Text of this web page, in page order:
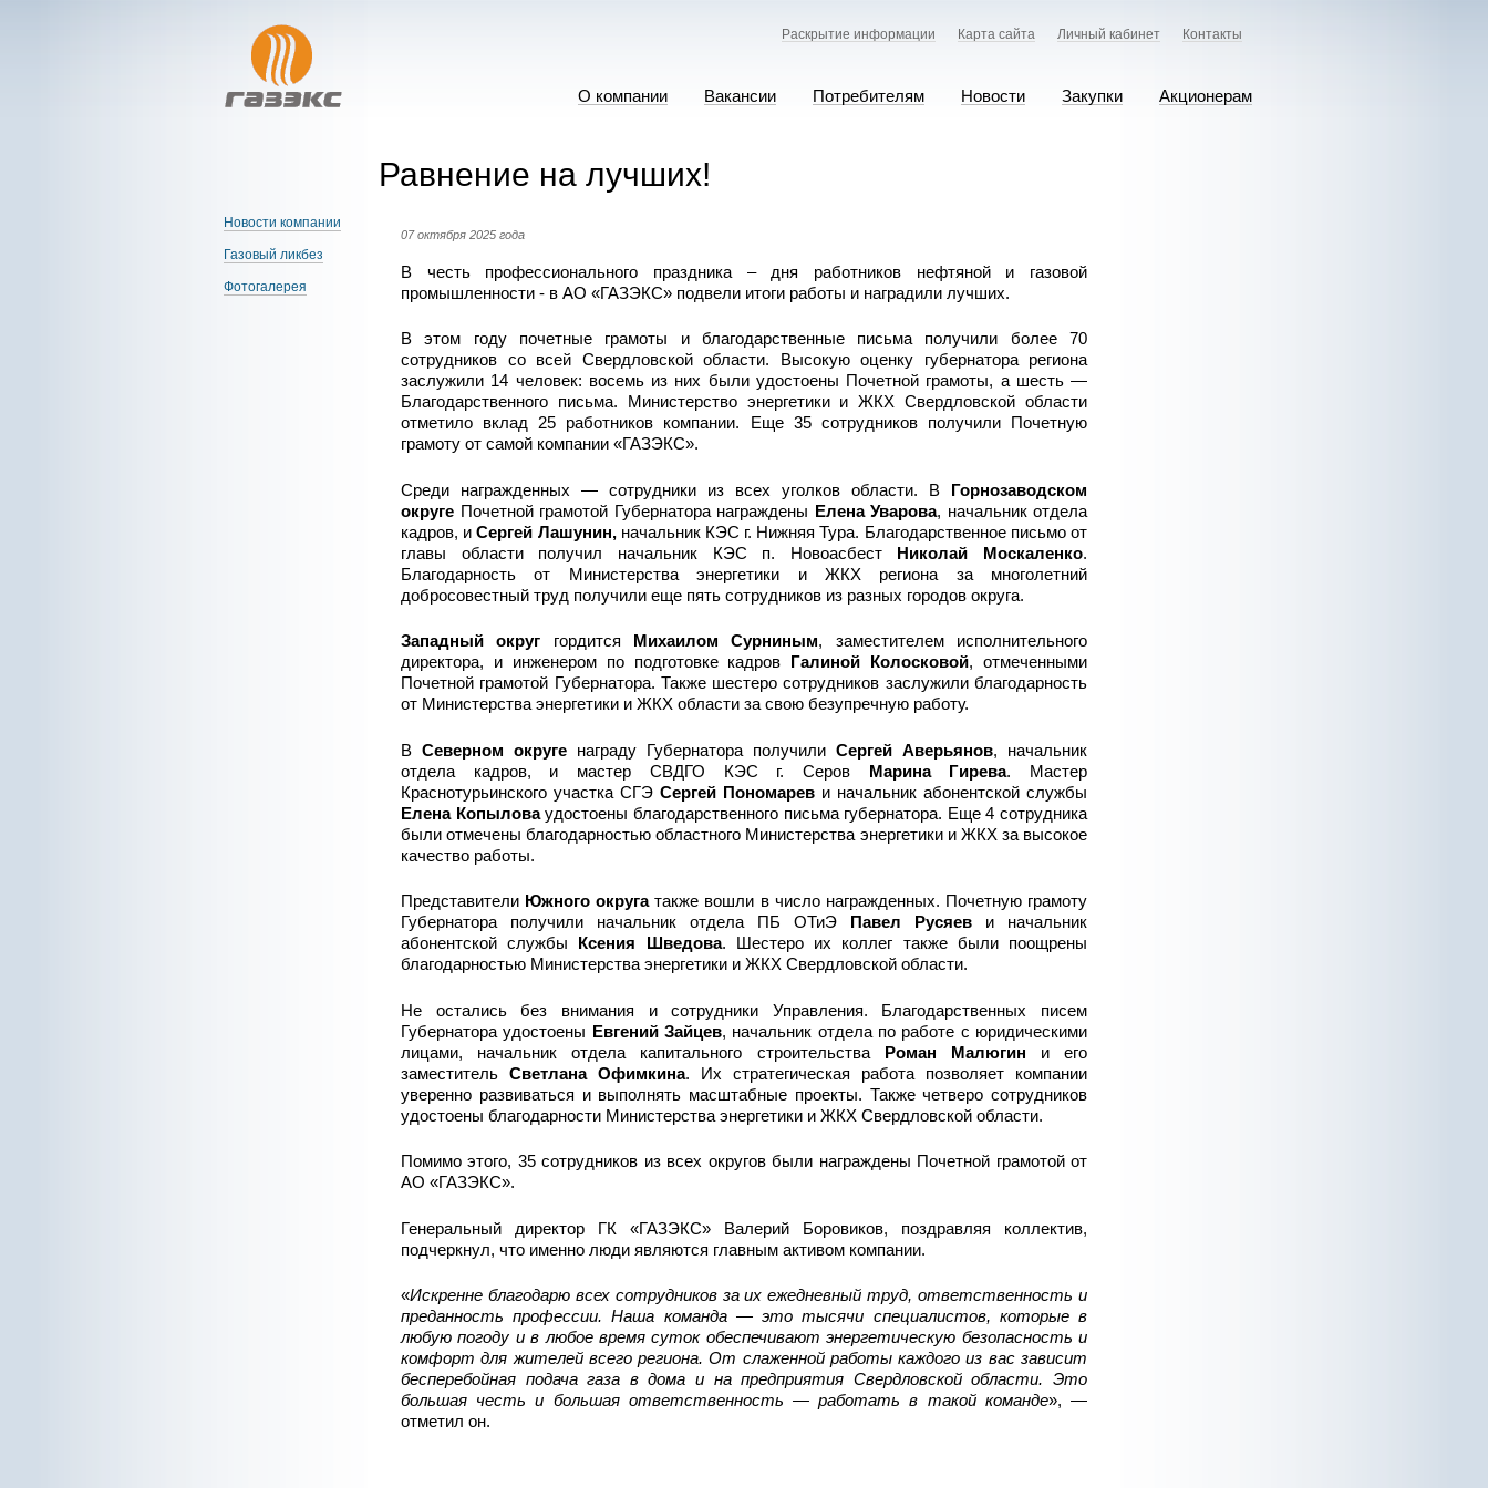
Раскрытие информации Карта сайта Личный кабинет Контакты
О компании Вакансии Потребителям Новости Закупки Акционерам
Равнение на лучших!
07 октября 2025 года
В честь профессионального праздника – дня работников нефтяной и газовой
промышленности - в АО «ГАЗЭКС» подвели итоги работы и наградили лучших.
В этом году почетные грамоты и благодарственные письма получили более 70
сотрудников со всей Свердловской области. Высокую оценку губернатора региона
заслужили 14 человек: восемь из них были удостоены Почетной грамоты, а шесть —
Благодарственного письма. Министерство энергетики и ЖКХ Свердловской области
отметило вклад 25 работников компании. Еще 35 сотрудников получили Почетную
грамоту от самой компании «ГАЗЭКС».
Среди награжденных — сотрудники из всех уголков области. В Горнозаводском
округе Почетной грамотой Губернатора награждены Елена Уварова, начальник отдела
кадров, иСергей Лашунин,начальник КЭС г. Нижняя Тура. Благодарственное письмо от
главы области получил начальник КЭС п. НовоасбестНиколай Москаленко.
Благодарность от Министерства энергетики и ЖКХ региона за многолетний
добросовестный труд получили еще пять сотрудников из разных городов округа.
Западный округ гордится Михаилом Сурниным, заместителем исполнительного
директора, и инженером по подготовке кадров Галиной Колосковой, отмеченными
Почетной грамотой Губернатора. Также шестеро сотрудников заслужили благодарность
от Министерства энергетики и ЖКХ области за свою безупречную работу.
В Северном округе награду Губернатора получили Сергей Аверьянов, начальник
отдела кадров, и мастер СВДГО КЭС г. Серов Марина Гирева. Мастер
Краснотурьинского участка СГЭ Сергей Пономарев и начальник абонентской службы
Елена Копыловаудостоены благодарственного письма губернатора. Еще 4 сотрудника
были отмечены благодарностью областного Министерства энергетики и ЖКХ за высокое
качество работы.
Представители Южного округатакже вошли в число награжденных. Почетную грамоту
Губернатора получили начальник отдела ПБ ОТиЭ Павел Русяев и начальник
абонентской службы Ксения Шведова. Шестеро их коллег также были поощрены
благодарностью Министерства энергетики и ЖКХ Свердловской области.
Не остались без внимания и сотрудники Управления. Благодарственных писем
Губернатора удостоены Евгений Зайцев, начальник отдела по работе с юридическими
лицами, начальник отдела капитального строительстваРоман Малюгин и его
заместитель Светлана Офимкина. Их стратегическая работа позволяет компании
уверенно развиваться и выполнять масштабные проекты. Также четверо сотрудников
удостоены благодарности Министерства энергетики и ЖКХ Свердловской области.
Помимо этого, 35 сотрудников из всех округов были награждены Почетной грамотой от
АО «ГАЗЭКС».
Генеральный директор ГК «ГАЗЭКС» Валерий Боровиков, поздравляя коллектив,
подчеркнул, что именно люди являются главным активом компании.
«Искренне благодарю всех сотрудников за их ежедневный труд, ответственность и
преданность профессии. Наша команда — это тысячи специалистов, которые в
любую погоду и в любое время суток обеспечивают энергетическую безопасность и
комфорт для жителей всего региона. От слаженной работы каждого из вас зависит
бесперебойная подача газа в дома и на предприятия Свердловской области. Это
большая честь и большая ответственность — работать в такой команде», —
отметил он.
Новости компании
Газовый ликбез
Фотогалерея